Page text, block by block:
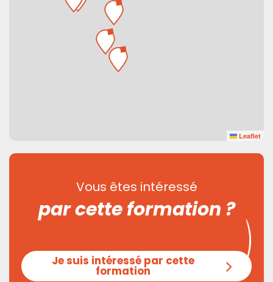
Leaflet
Vous êtes intéressé
par cette formation ?
Je suis intéressé par cette
formation